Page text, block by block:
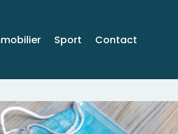
Sport Contact